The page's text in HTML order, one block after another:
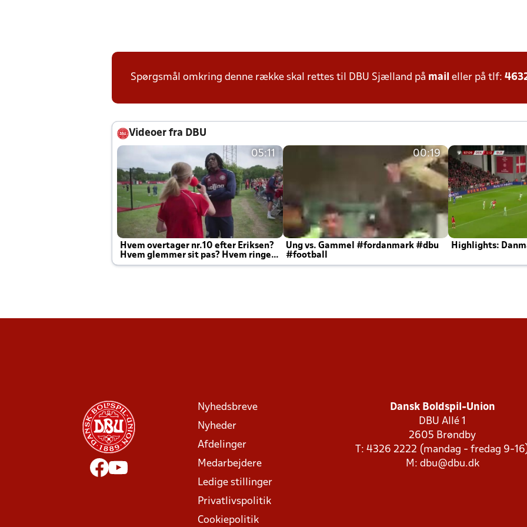
Spørgsmål omkring denne række skal rettes til DBU Sjælland på mail eller på tlf:
Videoer fra DBU
05:11
Hvem overtager nr.10 efter Eriksen?
Hvem glemmer sit pas? Hvem ringer
Joachim altid til efter kampe?
00:19
Ung vs. Gammel #fordanmark #dbu
#football
Highlights:
Nyhedsbreve
Nyheder
Afdelinger
Medarbejdere
Ledige stillinger
Privatlivspolitik
Cookiepolitik
Dansk Boldspil-Union
DBU Allé 1
2605 Brøndby
T: 4326 2222 (mandag - fredag 9-
M: dbu@dbu.dk